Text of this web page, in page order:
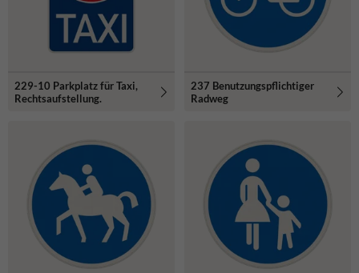
229-10 Parkplatz für Taxi,
Rechtsaufstellung.
237 Benutzungspflichtiger
Radweg